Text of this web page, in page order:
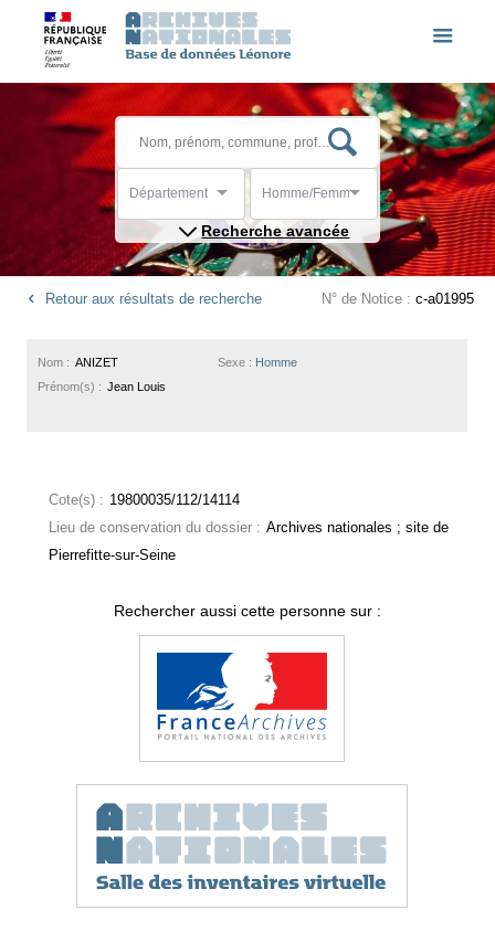
Département Homme/Femme
Recherche avancée
Retour aux résultats de recherche N° de Notice : c-a01995
Sexe : Homme
Nom : ANIZET
Prénom(s) : Jean Louis
Cote(s) : 19800035/112/14114
Lieu de conservation du dossier : Archives nationales ; site de
Pierrefitte-sur-Seine
Rechercher aussi cette personne sur :